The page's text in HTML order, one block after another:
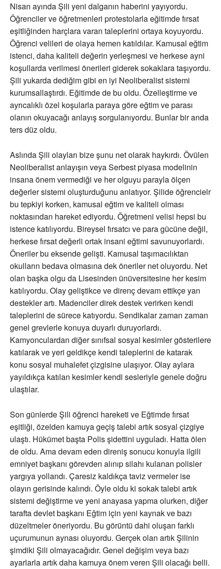
Nisan ayında Şili yeni dalganın haberini yayıyordu.
Öğrenciler ve öğretmenleri protestolarla eğitimde fırsat
eşitliğinden harçlara varan taleplerini ortaya koyuyordu.
Öğrenci velileri de olaya hemen katıldılar. Kamusal eğtim
istenci, daha kaliteli değerin yerleşmesi ve herkese ayni
koşullarda verilmesi önerileri giderek sokaklara taşıyordu.
Şili yukarda dediğim gibi en iyi Neoliberalist sistemi
kurumsallaştırdı. Eğitimde de bu oldu. Özelleştirme ve
ayrıcalıklı özel koşularla paraya göre eğtim ve parası
olanın okuyacağı anlayış sorgulanıyordu. Bunlar bir anda
ters düz oldu.
Aslında Şili olayları bize şunu net olarak haykırdı. Övülen
Neoliberalist anlayışın veya Serbest piyasa modelinin
insana önem vermediği ve her olguyu parayla ölçen
değerler sistemi oluşturduğunu anlatıyor. Şilide öğrencielr
bu tepkiyi korken, kamusal eğtim ve kaliteli olması
noktasından hareket ediyordu. Öğretmeni velisi hepsi bu
istence katılıyordu. Bireysel fırsatcı ve para gücüne değil,
herkese fırsat değerli ortak insani eğtimi savunuyorlardı.
Öneriler bu eksende gelişti. Kamusal taşımacılıktan
okulların bedava olmasına dek öneriler net oluyordu. Net
olan başka olgu da Lisesinden ünüversitesine her kesim
katılıyordu. Olay geliştikce ve direnç devam ettikçe yan
destekler artı. Madenciler direk destek verirken kendi
taleplerini de sürece katıyordu. Sendikalar zaman zaman
genel grevlerle konuya duyarlı duruyorlardı.
Kamyonculardan diğer sınıfsal sosyal kesimler gösterilere
katılarak ve yeri geldikçe kendi taleplerini de katarak
konu sosyal muhalefet çizgisine ulaşıyor. Olay aylara
yayıldıkça katılan kesimler kendi sesleriyle genele doğru
ulaştılar.
Son günlerde Şili öğrenci hareketi ve Eğtimde fırsat
eşitliği, özelden kamuya geçiş talebi artık sosyal çizgiye
ulaştı. Hükümet başta Polis şidettini uyguladı. Hatta ölen
de oldu. Ama devam eden direniş sonucu konuyla ilgili
emniyet başkanı görevden alınıp silahı kulanan polisler
yargıya yollandı. Çaresiz kaldıkça taviz vermeler ise
olayın gerisinde kalındı. Öyle oldu ki sokak talebi artık
sistemi değiştirme ve yeni anayasa yapma olurken, diğer
tarafta devlet başkanı Eğtim için yeni kaynak ve bazı
düzeltmeler öneriyordu. Bu görüntü dahi oluşan farklı
uçurumunun aynası oluyordu. Gerçek olan artık Şilinin
şimdiki Şili olmayacağıdır. Genel değişim veya bazı
ayarlarla artık daha kamuya önem veren Şili olacağı belli.